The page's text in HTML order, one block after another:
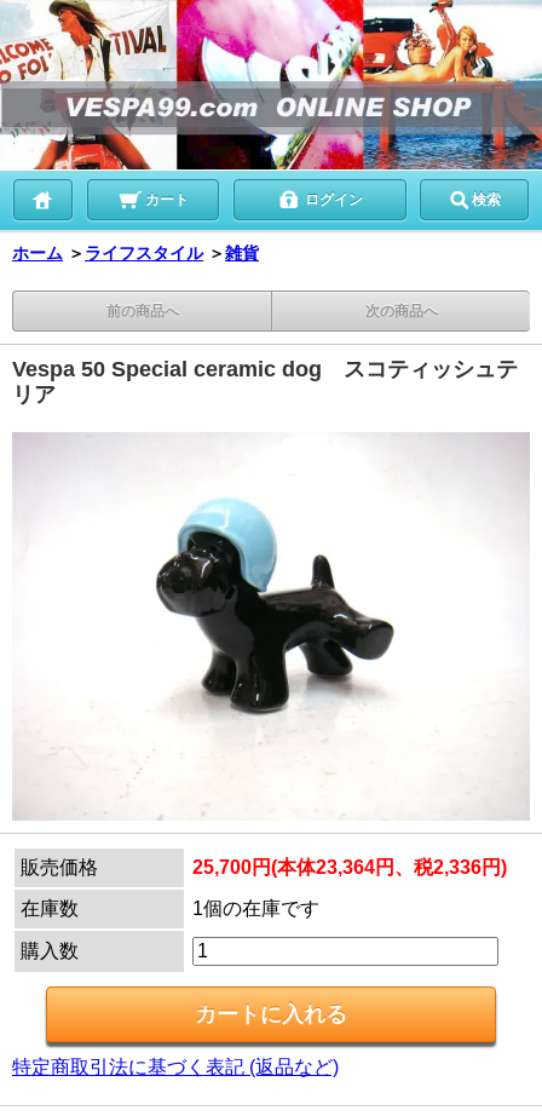
カート ログイン 検索
ホーム ＞ ライフスタイル ＞雑貨
前の商品へ 次の商品へ
Vespa 50 Special ceramic dog スコティッシュテ
リア
販売価格
25,700円(本体23,364円、税2,336円)
在庫数
1個の在庫です
購入数
特定商取引法に基づく表記 (返品など)